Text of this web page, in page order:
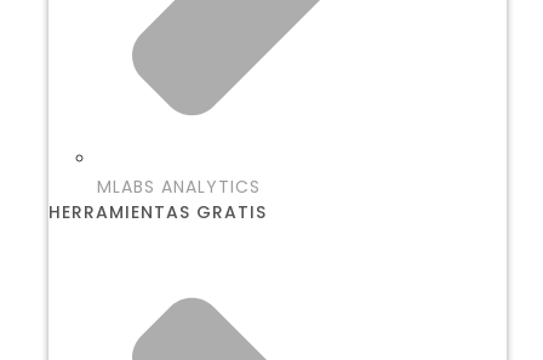
MLABS ANALYTICS
HERRAMIENTAS GRATIS